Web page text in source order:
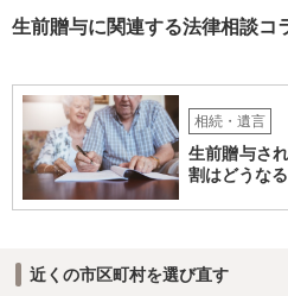
生前贈与に関連する法律相談コ
相続・遺言
生前贈与さ
割はどうなる
近くの市区町村を選び直す